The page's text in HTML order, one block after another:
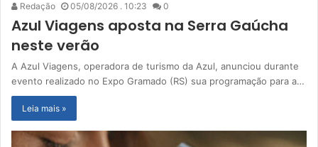
Redação 05/08/2026 . 10:23 0
Azul Viagens aposta na Serra Gaúcha
neste verão
A Azul Viagens, operadora de turismo da Azul, anunciou durante
evento realizado no Expo Gramado (RS) sua programação para a…
Leia mais »